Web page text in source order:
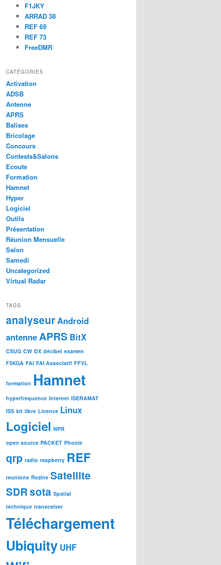
F1JKY
ARRAD 38
REF 69
REF 73
FreeDMR
CATÉGORIES
Activation
ADSB
Antenne
APRS
Balises
Bricolage
Concours
Contests&Salons
Ecoute
Formation
Hamnet
Hyper
Logiciel
Outils
Présentation
Réunion Mensuelle
Salon
Samedi
Uncategorized
Virtual Radar
TAGS
analyseurAndroid
antenneAPRS BitX
CSUG CW DX décibel examen
F5KGA FAI FAI Associatif FFVL
formation Hamnet
hyperfrequence Internet ISERAMAT
ISS kit libre Licence Linux
Logiciel NPR
open source PACKET Phonie
qrp radio raspberry REF
reunions Rezine Satellite
SDRsota Spatial
technique transceiver
Téléchargement
Ubiquity UHF